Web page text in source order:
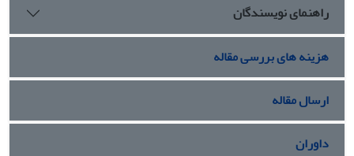
راهنمای نویسندگان
هزینه های بررسی مقاله
ارسال مقاله
داوران